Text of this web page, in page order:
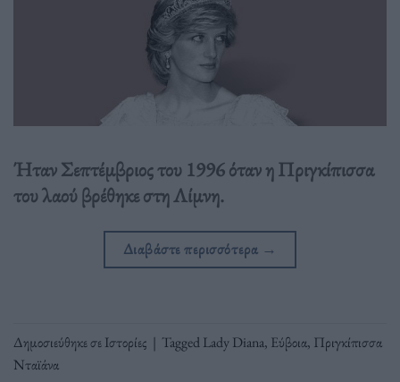
Ήταν Σεπτέμβριος του 1996 όταν η Πριγκίπισσα
του λαού βρέθηκε στη Λίμνη.
Διαβάστε περισσότερα →
Δημοσιεύθηκε σεΙστορίες | TaggedLady Diana, Εύβοια, Πριγκίπισσα
Νταϊάνα